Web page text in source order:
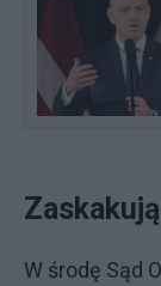
W środę Sąd